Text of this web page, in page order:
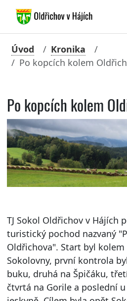
Úvod
Kronika
Po kopcích kolem
Po kopcích kolem
TJ Sokol Oldřichov v Hájích
turistický pochod nazvaný
Oldřichova". Start byl
Sokolovny, první kontrola
buku, druhá na Špičáku,
čtvrtá na Gorile a poslední